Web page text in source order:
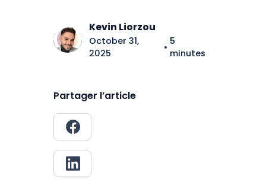
Kevin Liorzou
October 31,
2025
• 5
minutes
Partager l’article